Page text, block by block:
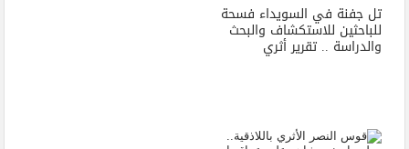
تل جفنة في السويداء فسحة
للباحثين للاستكشاف والبحث
والدراسة .. تقرير أثري